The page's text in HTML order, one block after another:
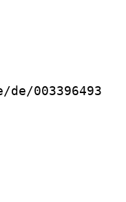
003396493